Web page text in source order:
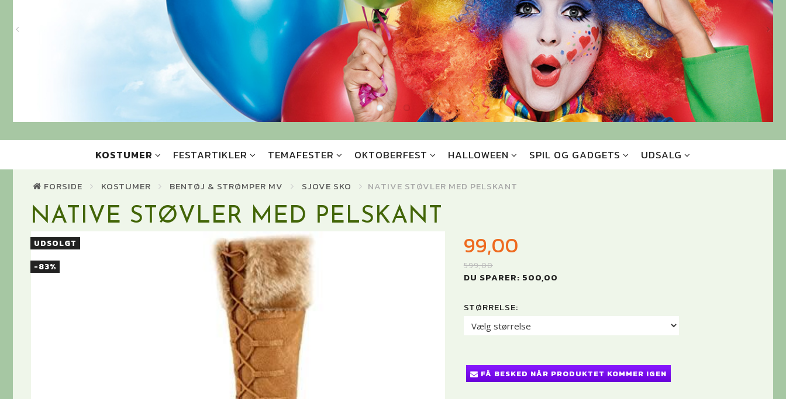
KOSTUMER FESTARTIKLER TEMAFESTER OKTOBERFEST HALLOWEEN SPIL OG GADGETS UDSALG
FORSIDE KOSTUMER BENTØJ & STRØMPER MV SJOVE SKO NATIVE STØVLER MED PELSKANT
NATIVE STØVLER MED PELSKANT
UDSOLGT
-83%
99,00
599,00
DU SPARER: 500,00
STØRRELSE:
FÅ BESKED NÅR PRODUKTET KOMMER IGEN